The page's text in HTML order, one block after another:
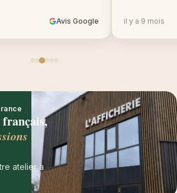
Avis Google il y a 9 mois
atelier à